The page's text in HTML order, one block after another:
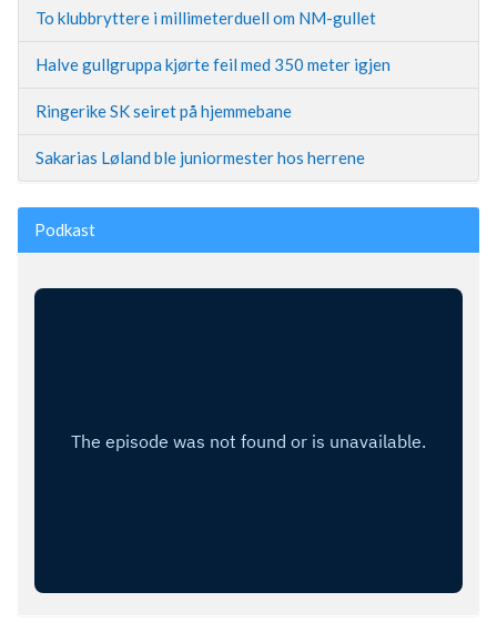
To klubbryttere i millimeterduell om NM-gullet
Halve gullgruppa kjørte feil med 350 meter igjen
Ringerike SK seiret på hjemmebane
Sakarias Løland ble juniormester hos herrene
Podkast